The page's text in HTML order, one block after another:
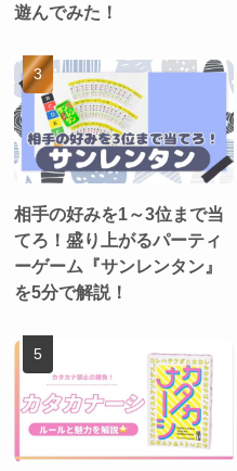
遊んでみた！
相手の好みを1～3位まで当
てろ！盛り上がるパーティ
ーゲーム『サンレンタン』
を5分で解説！